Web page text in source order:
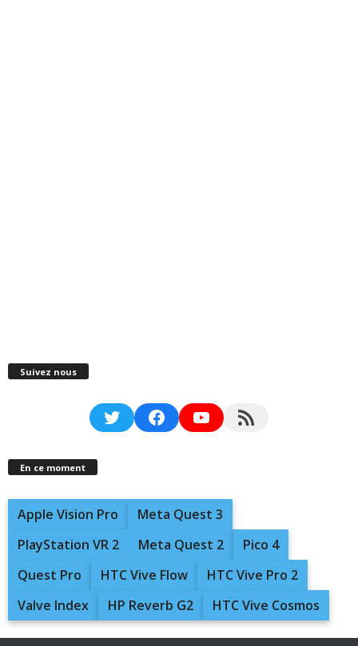
Suivez nous
TwitterFacebookYouTubeRSS Feed
En ce moment
Apple Vision Pro
Meta Quest 3
PlayStation VR 2
Meta Quest 2
Pico 4
Quest Pro
HTC Vive Flow
HTC Vive Pro 2
Valve Index
HP Reverb G2 HTC Vive Cosmos